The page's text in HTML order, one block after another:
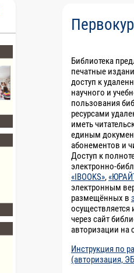
Библиотека
печатные
доступ к
научного и
пользования
ресурсами
иметь
единым
абонементов и
Доступ к
электронно-
«IBOOKS»,
электронным
размещённых в
осуществляется
через сайт
авторизации на
Инструкция по
(авторизация,